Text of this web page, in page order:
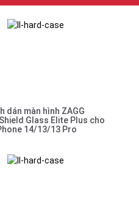
dán màn hình ZAGG
Glass Elite Plus cho
14/13/13 Pro